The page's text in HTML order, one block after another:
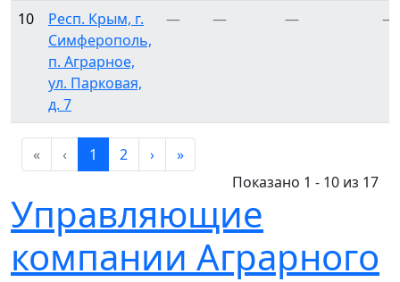
10
Респ. Крым, г.
Симферополь,
п. Аграрное,
ул. Парковая,
д. 7
— — — —
« ‹ 1 2 ›
»
Показано 1 - 10 из 17
Управляющие
компании Аграрного